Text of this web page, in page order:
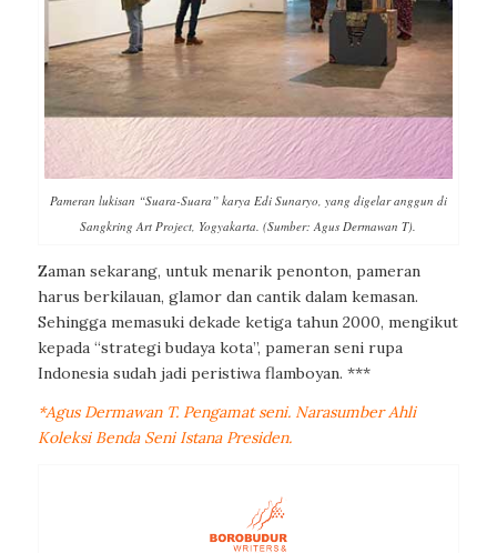
Pameran lukisan “Suara-Suara” karya Edi Sunaryo, yang digelar anggun di
Sangkring Art Project, Yogyakarta. (Sumber: Agus Dermawan T).
Zaman sekarang, untuk menarik penonton, pameran
harus berkilauan, glamor dan cantik dalam kemasan.
Sehingga memasuki dekade ketiga tahun 2000, mengikut
kepada “strategi budaya kota”, pameran seni rupa
Indonesia sudah jadi peristiwa flamboyan. ***
*Agus Dermawan T. Pengamat seni. Narasumber Ahli
Koleksi Benda Seni Istana Presiden.